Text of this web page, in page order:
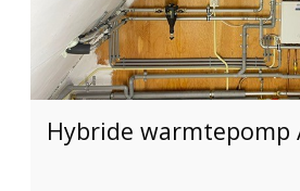
Hybride warmtepomp